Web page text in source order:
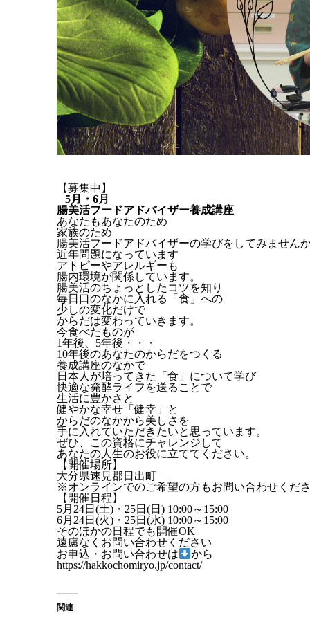
【募集中】
5月・6月
腸美活フードアドバイザー養成講座
あなたもあなたのため
家族のため
腸美活フードアドバイザーの学びをしてみません
近年問題になっています
アトピーやアレルギーも
腸内環境が関係しています。
腸美活のちょっとしたコツを知り
毎日口のなかに入れる「食」への
少しの変化だけで
からだは変わっていきます。
今食べたものが
1年後、5年後・・・
10年後のあなたのからだをつくる
養成講座のなかで
日本人が培ってきた「食」について学び
快適な発酵ライフを送ることで
生活に豊かさと
健やかな幸せ「健幸」と
からだのなかから美しさを
手に入れていただきたいと思っています。
ぜひ、この資格にチャレンジして
あなたの人生のお役に立ててください。
【開催場所】
大分県速見郡日出町
※オンラインでのご希望の方もお問い合わせくだ
【開催日程】
5月24日(土)・25日(日) 10:00～15:00
6月24日(火)・25日(水) 10:00～15:00
そのほかの日程でも開催OK
遠慮なくお問い合わせください
お申込・お問い合わせは
から
https://hakkochomiryo.jp/contact/
関連